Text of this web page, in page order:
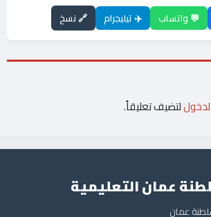
💬 واتساب ✈️ تيليجرام 🔗 نسخ
لتضيف تعليقاً.
عمان التعليمية
عمان